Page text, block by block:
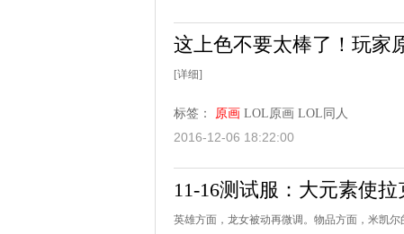
这上色不要太棒了！玩家
[详细]
标签： 原画 LOL原画 LOL同人
2016-12-06 18:22:00
11-16测试服：大元素使
英雄方面，龙女被动再微调。物品方面，米凯尔